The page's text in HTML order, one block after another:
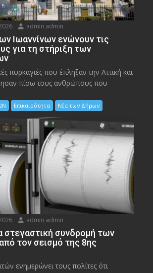
admin admin
Ιωαννίνων ενώνουν τις
για τη στήριξη των
πυρκαγιές που έπληξαν την Αττική και
πίσω τους ανθρώπους που
Επικαιρότητα Νέα των Δήμων
admin admin
στεγαστική συνδρομή των
τον σεισμό της 8ης
ενημερώνει τους πολίτες ότι